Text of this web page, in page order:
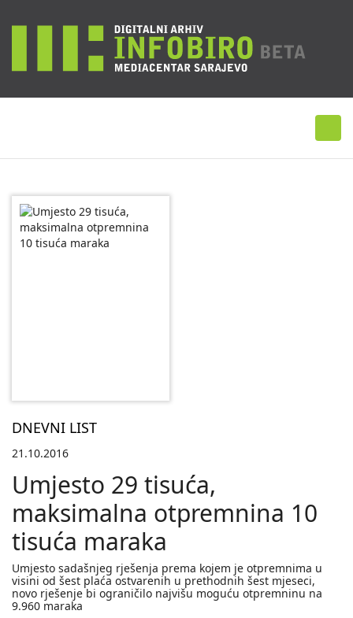
DNEVNI LIST
21.10.2016
Umjesto 29 tisuća,
maksimalna otpremnina 10
tisuća maraka
Umjesto sadašnjeg rješenja prema kojem je otpremnima u
visini od šest plaća ostvarenih u prethodnih šest mjeseci,
novo rješenje bi ograničilo najvišu moguću otpremninu na
9.960 maraka